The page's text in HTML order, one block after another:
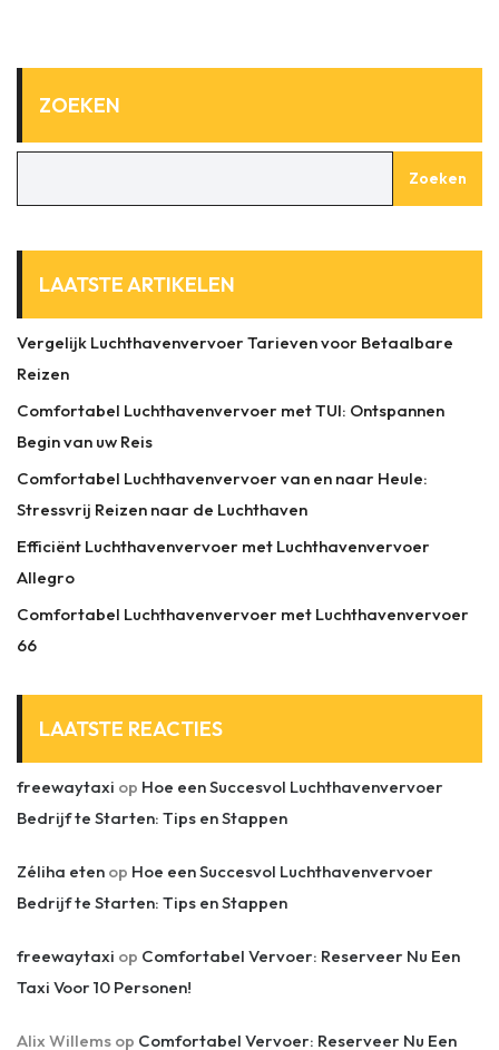
ZOEKEN
Zoeken
LAATSTE ARTIKELEN
Vergelijk Luchthavenvervoer Tarieven voor Betaalbare
Reizen
Comfortabel Luchthavenvervoer met TUI: Ontspannen
Begin van uw Reis
Comfortabel Luchthavenvervoer van en naar Heule:
Stressvrij Reizen naar de Luchthaven
Efficiënt Luchthavenvervoer met Luchthavenvervoer
Allegro
Comfortabel Luchthavenvervoer met Luchthavenvervoer
66
LAATSTE REACTIES
freewaytaxi op Hoe een Succesvol Luchthavenvervoer
Bedrijf te Starten: Tips en Stappen
Zéliha eten op Hoe een Succesvol Luchthavenvervoer
Bedrijf te Starten: Tips en Stappen
freewaytaxi op Comfortabel Vervoer: Reserveer Nu Een
Taxi Voor 10 Personen!
Alix Willems op Comfortabel Vervoer: Reserveer Nu Een